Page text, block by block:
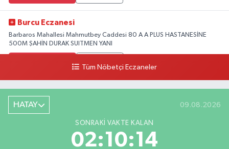
Burcu Eczanesi
Barbaros Mahallesi Mahmutbey Caddesi 80 A A PLUS HASTANESİNE
500M ŞAHİN DURAK SUITMEN YANI
Akşemsettin Mahallesi Akdeniz Caddesi No:12 A 41.01948179055185,
28.946705949073934
Yol Tarifi Al
Tüm Nöbetçi Eczaneler
HATAY 09.08.2026
SONRAKI VAKTE KALAN
02:10:14